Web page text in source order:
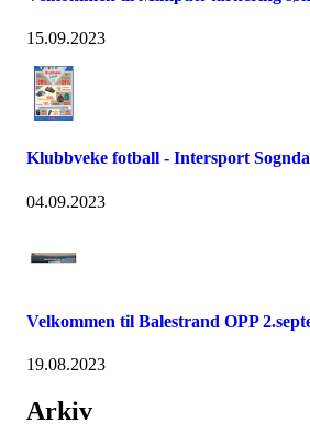
15.09.2023
Klubbveke fotball - Intersport
04.09.2023
Velkommen til Balestrand OPP
19.08.2023
Arkiv